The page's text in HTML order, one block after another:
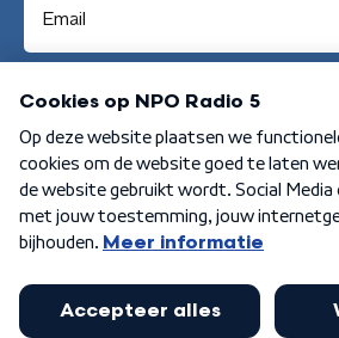
Aanmelden
Algemene voorwaarden Privacybeleid